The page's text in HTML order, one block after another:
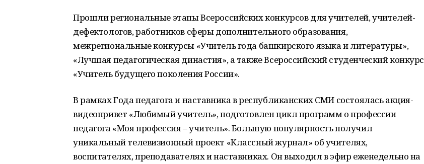
Прошли региональные этапы Всероссийских конкурсов для учителей, учителей-
дефектологов, работников сферы дополнительного образования,
межрегиональные конкурсы «Учитель года башкирского языка и литературы»,
«Лучшая педагогическая династия», а также Всероссийский студенческий конкурс
«Учитель будущего поколения России».
В рамках Года педагога и наставника в республиканских СМИ состоялась акция-
видеопривет «Любимый учитель», подготовлен цикл программ о профессии
педагога «Моя профессия – учитель». Большую популярность получил
уникальный телевизионный проект «Классный журнал» об учителях,
воспитателях, преподавателях и наставниках. Он выходил в эфир еженедельно на